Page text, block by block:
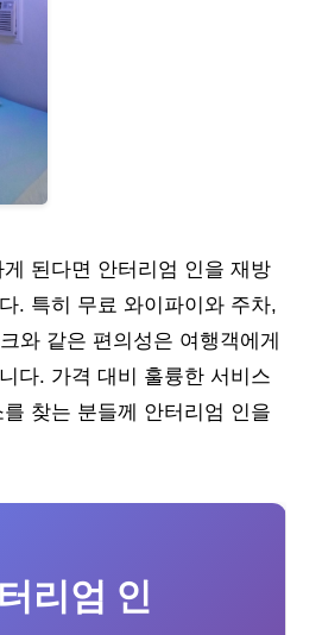
된다면 안터리엄 인을 재방
. 특히 무료 와이파이와 주차,
와 같은 편의성은 여행객에게
다. 가격 대비 훌륭한 서비스
찾는 분들께 안터리엄 인을
리엄 인